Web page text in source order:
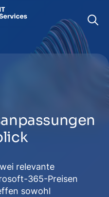
relevante
365-Preisen
sowohl